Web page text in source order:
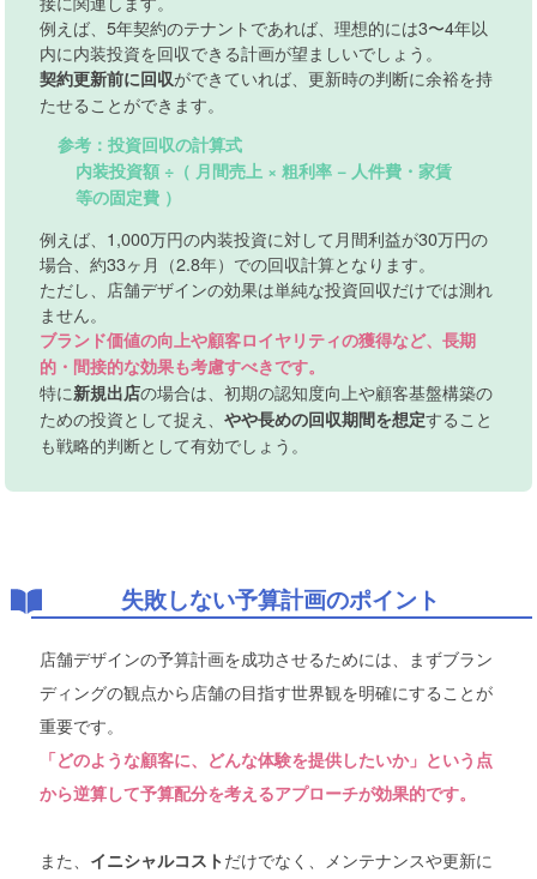
例えば、5年契約のテナントであれば、理想的には3〜4年以
内に内装投資を回収できる計画が望ましいでしょう。
契約更新前に回収ができていれば、更新時の判断に余裕を持
たせることができます。
参考：投資回収の計算式
内装投資額 ÷（ 月間売上 × 粗利率 − 人件費・家賃
等の固定費 ）
例えば、1,000万円の内装投資に対して月間利益が30万円の
場合、約33ヶ月（2.8年）での回収計算となります。
ただし、店舗デザインの効果は単純な投資回収だけでは測れ
ません。
ブランド価値の向上や顧客ロイヤリティの獲得など、長期
的・間接的な効果も考慮すべきです。
特に新規出店の場合は、初期の認知度向上や顧客基盤構築の
ための投資として捉え、やや長めの回収期間を想定すること
も戦略的判断として有効でしょう。
失敗しない予算計画のポイント
店舗デザインの予算計画を成功させるためには、まずブラン
ディングの観点から店舗の目指す世界観を明確にすることが
重要です。
「どのような顧客に、どんな体験を提供したいか」という点
から逆算して予算配分を考えるアプローチが効果的です。
また、 イニシャルコストだけでなく、メンテナンスや更新に